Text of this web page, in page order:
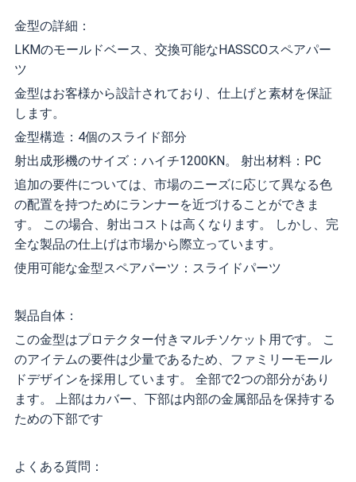
金型の詳細：
LKMのモールドベース、交換可能なHASSCOスペアパー
ツ
金型はお客様から設計されており、仕上げと素材を保証
します。
金型構造：4個のスライド部分
射出成形機のサイズ：ハイチ1200KN。 射出材料：PC
追加の要件については、市場のニーズに応じて異なる色
の配置を持つためにランナーを近づけることができま
す。 この場合、射出コストは高くなります。 しかし、完
全な製品の仕上げは市場から際立っています。
使用可能な金型スペアパーツ：スライドパーツ
製品自体：
この金型はプロテクター付きマルチソケット用です。 こ
のアイテムの要件は少量であるため、ファミリーモール
ドデザインを採用しています。 全部で2つの部分があり
ます。 上部はカバー、下部は内部の金属部品を保持する
ための下部です
よくある質問：